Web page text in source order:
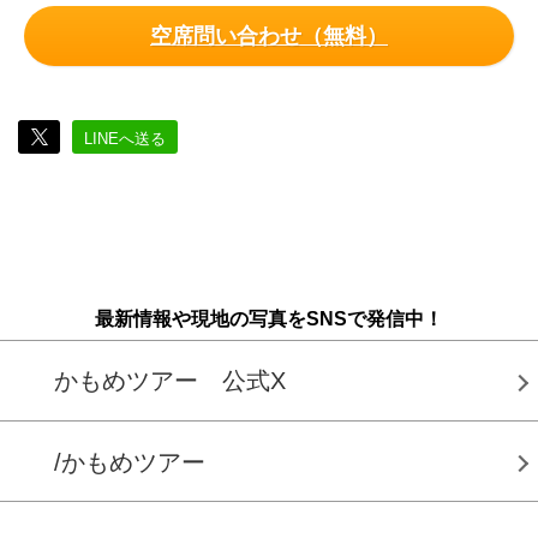
空席問い合わせ（無料）
LINEへ送る
最新情報や現地の写真をSNSで発信中！
かもめツアー 公式X
/かもめツアー